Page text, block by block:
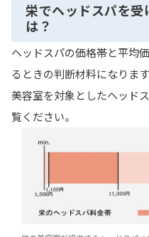
栄でヘッドスパを受
は？
ヘッドスパの価格帯と平均
るときの判断材料になりま
美容室を対象としたヘッド
覧ください。